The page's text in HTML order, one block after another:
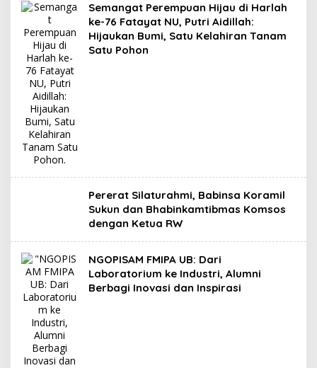
Semangat Perempuan Hijau di Harlah
ke-76 Fatayat NU, Putri Aidillah:
Hijaukan Bumi, Satu Kelahiran Tanam
Satu Pohon
Pererat Silaturahmi, Babinsa Koramil
Sukun dan Bhabinkamtibmas Komsos
dengan Ketua RW
NGOPISAM FMIPA UB: Dari
Laboratorium ke Industri, Alumni
Berbagi Inovasi dan Inspirasi